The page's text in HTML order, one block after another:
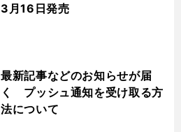
3月16日発売
最新記事などのお知らせが届
く プッシュ通知を受け取る方
法について